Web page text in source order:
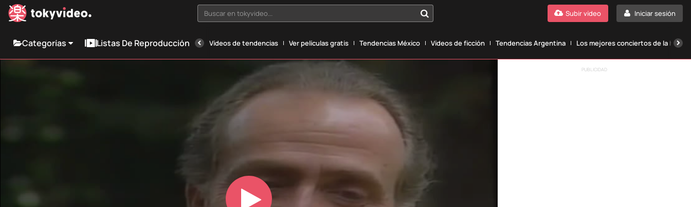
Buscar en tokyvideo... Iniciar sesión
Subir vídeo
Categorías Listas De Reproducción Vídeos de tendencias Ver películas gratis Tendencias México Vídeos de ficción Tendencias Argentina Los mejores conciertos de la
PUBLICIDAD